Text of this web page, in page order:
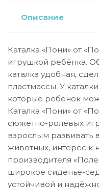
Описание
Каталка «Пони» от
игрушкой ребёнка.
каталка удобная,
пластмассы. У
которые ребёнок
Каталка «Пони» от
сюжетно-ролевых
взрослым развивать
животных, интерес к
производителя
широкое сиденье-
устойчивой и